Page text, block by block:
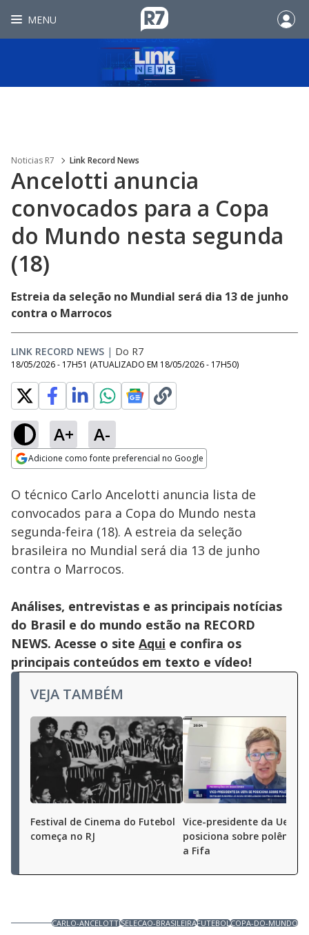
MENU
Noticias R7 Link Record News
Ancelotti anuncia
convocados para a Copa
do Mundo nesta segunda
(18)
Estreia da seleção no Mundial será dia 13 de junho
contra o Marrocos
LINK RECORD NEWS | Do R7
18/05/2026 - 17H51 (ATUALIZADO EM 18/05/2026 - 17H50)
A+ A-
Adicione como fonte preferencial no Google
Ativar
Loaded
25.94%
O técnico Carlo Ancelotti anuncia lista de
convocados para a Copa do Mundo nesta
segunda-feira (18). A estreia da seleção
brasileira no Mundial será dia 13 de junho
contra o Marrocos.
Análises, entrevistas e as principais notícias
do Brasil e do mundo estão na RECORD
NEWS. Acesse o site Aqui e confira os
principais conteúdos em texto e vídeo!
VEJA TAMBÉM
Festival de Cinema do Futebol
começa no RJ
Vice-presidente da Uefa
posiciona sobre polêmica
a Fifa
CARLO-ANCELOTTISELECAO-BRASILEIRAFUTEBOLCOPA-DO-MUNDO